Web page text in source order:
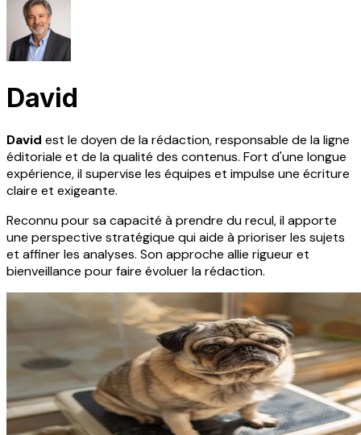
David
David est le doyen de la rédaction, responsable de la ligne
éditoriale et de la qualité des contenus. Fort d'une longue
expérience, il supervise les équipes et impulse une écriture
claire et exigeante.
Reconnu pour sa capacité à prendre du recul, il apporte
une perspective stratégique qui aide à prioriser les sujets
et affiner les analyses. Son approche allie rigueur et
bienveillance pour faire évoluer la rédaction.